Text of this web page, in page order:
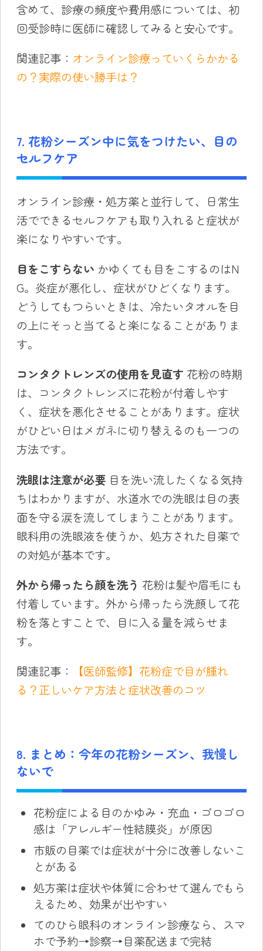
含めて、診療の頻度や費用感については、初
回受診時に医師に確認してみると安心です。
関連記事： オンライン診療っていくらかかる
の？実際の使い勝手は？
7. 花粉シーズン中に気をつけたい、目の
セルフケア
オンライン診療・処方薬と並行して、日常生
活でできるセルフケアも取り入れると症状が
楽になりやすいです。
目をこすらない かゆくても目をこするのはN
G。炎症が悪化し、症状がひどくなります。
どうしてもつらいときは、冷たいタオルを目
の上にそっと当てると楽になることがありま
す。
コンタクトレンズの使用を見直す 花粉の時期
は、コンタクトレンズに花粉が付着しやす
く、症状を悪化させることがあります。症状
がひどい日はメガネに切り替えるのも一つの
方法です。
洗眼は注意が必要目を洗い流したくなる気持
ちはわかりますが、水道水での洗眼は目の表
面を守る涙を流してしまうことがあります。
眼科用の洗眼液を使うか、処方された目薬で
の対処が基本です。
外から帰ったら顔を洗う 花粉は髪や眉毛にも
付着しています。外から帰ったら洗顔して花
粉を落とすことで、目に入る量を減らせま
す。
関連記事：
【医師監修】花粉症で目が腫れ
る？正しいケア方法と症状改善のコツ
8. まとめ：今年の花粉シーズン、我慢し
ないで
花粉症による目のかゆみ・充血・ゴロゴロ
感は「アレルギー性結膜炎」が原因
市販の目薬では症状が十分に改善しないこ
とがある
処方薬は症状や体質に合わせて選んでもら
えるため、効果が出やすい
てのひら眼科のオンライン診療なら、スマ
ホで予約→診察→目薬配送まで完結